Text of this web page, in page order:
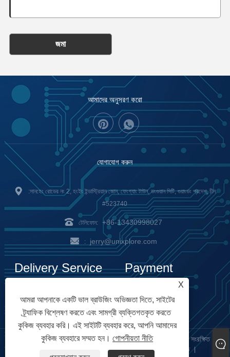
জমা
আমাদের অনুসরণ করো
যোগাযোগ করুন
:সানহেং রোডের নং 2, হংইং ইন্ডাস্ট্রিয়াল জোন, ফেংগ্যাং টাউন, ডংগুয়ান সিটি, গুয়াংডং প্রদেশ, চীন
#523740
টেলিফোন: +86-13430998027
: jerry@unixplore.com
Delivery Service
Payment
Options
কপিরাইট © 2023 Unixplore Electronics Co., Ltd. সর্বস্বত্ব সংরক্ষিত
RSS | XML | গোপনীয়তা নীতি |
X
আমরা আপনাকে একটি ভাল ব্রাউজিং অভিজ্ঞতা দিতে, সাইটের
ট্র্যাফিক বিশ্লেষণ করতে এবং সামগ্রী ব্যক্তিগতকৃত করতে
কুকিজ ব্যবহার করি। এই সাইটটি ব্যবহার করে, আপনি আমাদের
কুকিজ ব্যবহারে সম্মত হন।গোপনীয়তা নীতি